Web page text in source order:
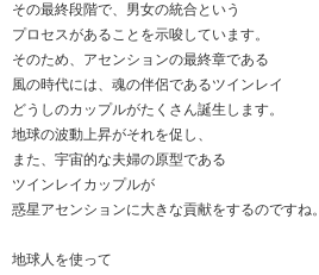
その最終段階で、男女の統合という
プロセスがあることを示唆しています。
そのため、アセンションの最終章である
風の時代には、魂の伴侶であるツインレイ
どうしのカップルがたくさん誕生します。
地球の波動上昇がそれを促し、
また、宇宙的な夫婦の原型である
ツインレイカップルが
惑星アセンションに大きな貢献をするのですね。
地球人を使って